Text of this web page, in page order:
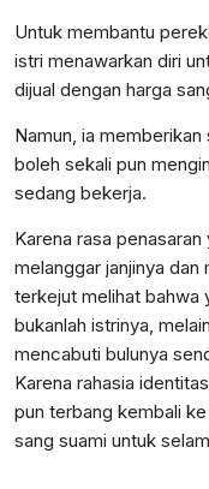
Untuk membantu
istri menawarkan diri
dijual dengan harga
Namun, ia
boleh sekali pun
sedang bekerja.
Karena rasa
melanggar janjinya
terkejut melihat bahwa
bukanlah istrinya,
mencabuti bulunya
Karena rahasia
pun terbang kembali
sang suami untuk